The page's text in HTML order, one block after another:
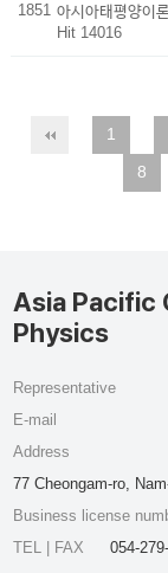
1851 아시아태평양이
Hit
1
8
Asia
Physics
Representative
E-mail
Address
77 Cheongam-ro,
Business license
TEL | FAX
054-